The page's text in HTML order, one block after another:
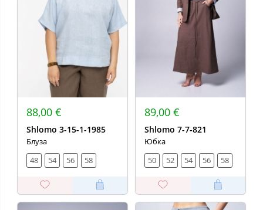
88,00 €
Shlomo 3-15-1-1985
Блуза
48
54 56 58
89,00 €
Shlomo 7-7-821
Юбка
50
52 54 56 58